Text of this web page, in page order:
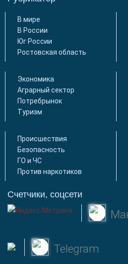
В мире
В России
Юг России
Ростовская область
Экономика
Аграрный сектор
Потребрынок
Туризм
Происшествия
Безопасность
ГО и ЧС
Против наркотиков
Счетчики, соцсети
Telegram